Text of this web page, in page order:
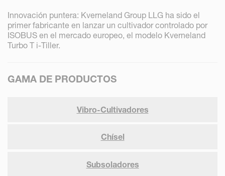
Innovación puntera: Kverneland Group LLG ha sido el
primer fabricante en lanzar un cultivador controlado por
ISOBUS en el mercado europeo, el modelo Kverneland
Turbo T i-Tiller.
GAMA DE PRODUCTOS
Vibro-Cultivadores
Chísel
Subsoladores